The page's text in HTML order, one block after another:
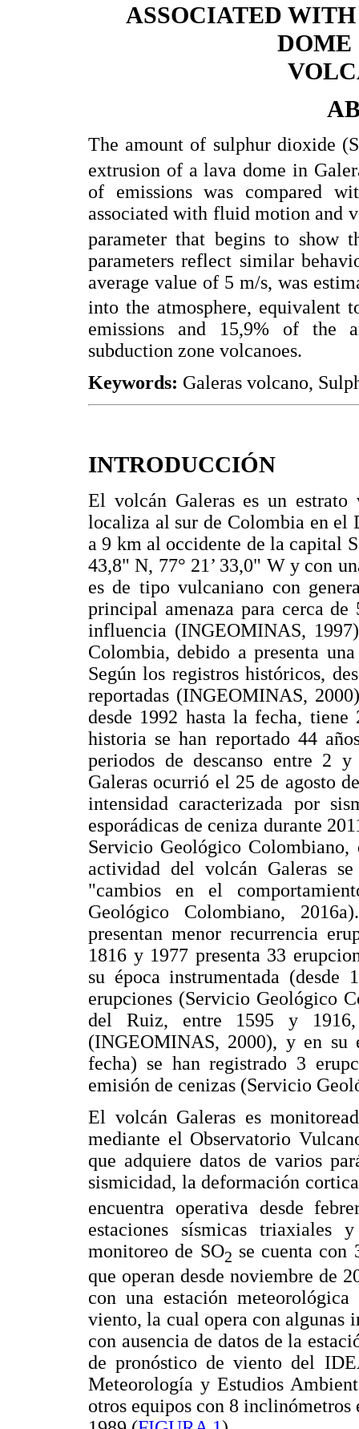
ASSOCIATED
DOME
The amount of sulphur dioxide
extrusion of a lava dome in
of emissions was compared
associated with fluid motion and
parameter that begins to show
parameters reflect similar
average value of 5 m/s, was
into the atmosphere, equivalent
emissions and 15,9% of the
subduction zone volcanoes.
Keywords: Galeras volcano,
INTRODUCCIÓN
El volcán Galeras es un estrato
localiza al sur de Colombia en el
a 9 km al occidente de la capital
43,8" N, 77° 21’ 33,0" W y con
es de tipo vulcaniano con
principal amenaza para cerca de
influencia (INGEOMINAS,
Colombia, debido a presenta
Según los registros históricos,
reportadas (INGEOMINAS,
desde 1992 hasta la fecha, tiene
historia se han reportado 44
periodos de descanso entre 2
Galeras ocurrió el 25 de agosto
intensidad caracterizada por
esporádicas de ceniza durante
Servicio Geológico Colombiano,
actividad del volcán Galeras
"cambios en el
Geológico Colombiano,
presentan menor recurrencia
1816 y 1977 presenta 33
su época instrumentada
erupciones (Servicio Geológico
del Ruiz, entre 1595 y 1916,
(INGEOMINAS, 2000), y en su
fecha) se han registrado 3
emisión de cenizas (Servicio
El volcán Galeras es
mediante el Observatorio
que adquiere datos de varios
sismicidad, la deformación
encuentra operativa desde
estaciones sísmicas triaxiales
monitoreo de SO2 se cuenta con
que operan desde noviembre de
con una estación
viento, la cual opera con algunas
con ausencia de datos de la
de pronóstico de viento del
Meteorología y Estudios
otros equipos con 8 inclinómetros